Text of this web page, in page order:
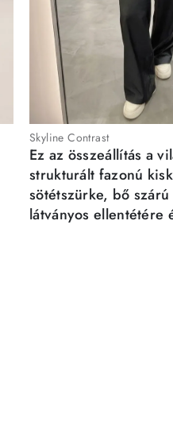
Skyline Contrast
Ez az összeállítás a
strukturált fazonú
sötétszürke, bő
látványos ellentétére